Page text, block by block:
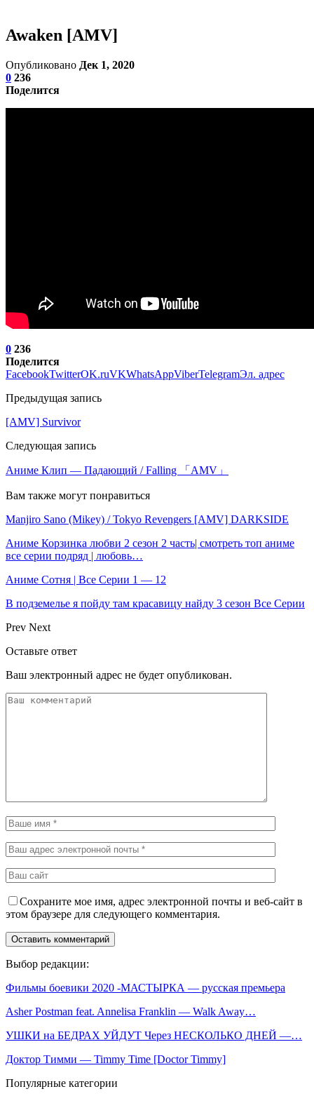
Awaken [AMV]
Опубликовано Дек 1, 2020
0 236
Поделится
0 236
Поделится
FacebookTwitterOK.ruVKWhatsAppViberTelegramЭл. адрес
Предыдущая запись
[AMV] Survivor
Следующая запись
Аниме Клип — Падающий / Falling 「AMV」
Вам также могут понравиться
Manjiro Sano (Mikey) / Tokyo Revengers [AMV] DARKSIDE
Аниме Корзинка любви 2 сезон 2 часть| смотреть топ аниме
все серии подряд | любовь…
Аниме Сотня | Все Серии 1 — 12
В подземелье я пойду там красавицу найду 3 сезон Все Серии
Prev Next
Оставьте ответ
Ваш электронный адрес не будет опубликован.
Сохраните мое имя, адрес электронной почты и веб-сайт в
этом браузере для следующего комментария.
Выбор редакции:
Фильмы боевики 2020 -МАСТЫРКА — русская премьера
Asher Postman feat. Annelisa Franklin — Walk Away…
УШКИ на БЕДРАХ УЙДУТ Через НЕСКОЛЬКО ДНЕЙ —…
Доктор Тимми — Timmy Time [Doctor Timmy]
Популярные категории